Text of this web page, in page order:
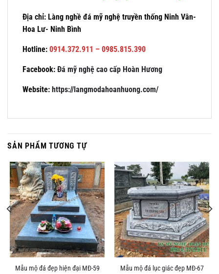
Địa chỉ: Làng nghề đá mỹ nghệ truyền thống Ninh Vân-
Hoa Lư- Ninh Bình
Hotline: 0914.372.911 – 0985.815.390
Facebook: Đá mỹ nghệ cao cấp Hoàn Hương
Website: https://langmodahoanhuong.com/
SẢN PHẨM TƯƠNG TỰ
Mẫu mộ đá đẹp hiện đại MĐ-59 Mẫu mộ đá lục giác đẹp MĐ-67